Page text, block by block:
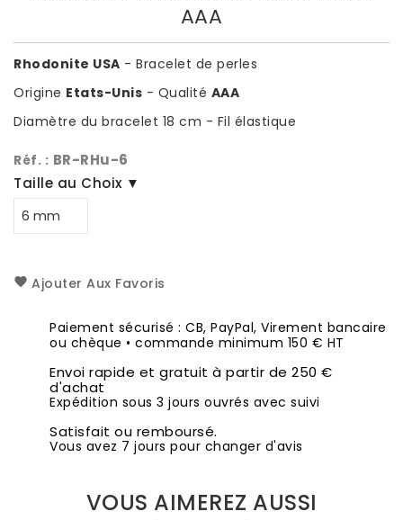
AAA
Rhodonite USA - Bracelet de perles
Origine Etats-Unis - Qualité AAA
Diamètre du bracelet 18 cm - Fil élastique
Réf. : BR-RHu-6
Taille au Choix ▼
Ajouter Aux Favoris
Paiement sécurisé : CB, PayPal, Virement bancaire
ou chèque • commande minimum 150 € HT
Envoi rapide et gratuit à partir de 250 €
d'achat
Expédition sous 3 jours ouvrés avec suivi
Satisfait ou remboursé.
Vous avez 7 jours pour changer d'avis
VOUS AIMEREZ AUSSI